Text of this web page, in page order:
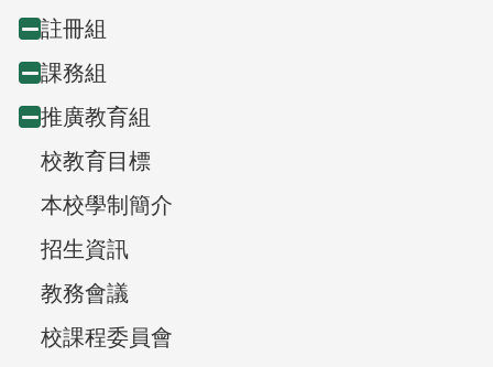
e
v
i
e
w
,
Collapse
node
註冊組
Collapse
node
課務組
Collapse
node
推廣教育組
校教育目標
本校學制簡介
招生資訊
教務會議
校課程委員會